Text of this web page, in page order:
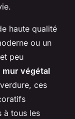
haute qualité
ou un
peu
mur végétal
ces
à tous les